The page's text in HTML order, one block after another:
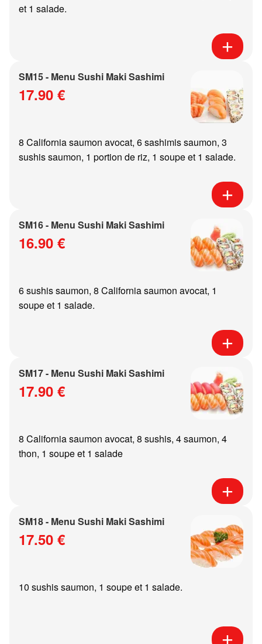
et 1 salade.
SM15 - Menu Sushi Maki Sashimi
17.90 €
8 California saumon avocat, 6 sashimis saumon, 3
sushis saumon, 1 portion de riz, 1 soupe et 1 salade.
SM16 - Menu Sushi Maki Sashimi
16.90 €
6 sushis saumon, 8 California saumon avocat, 1
soupe et 1 salade.
SM17 - Menu Sushi Maki Sashimi
17.90 €
8 California saumon avocat, 8 sushis, 4 saumon, 4
thon, 1 soupe et 1 salade
SM18 - Menu Sushi Maki Sashimi
17.50 €
10 sushis saumon, 1 soupe et 1 salade.